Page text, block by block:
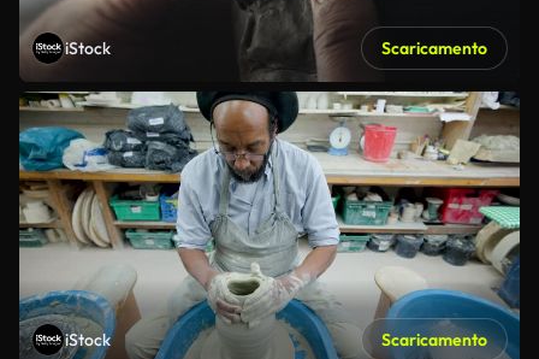
iStock Scaricamento
iStock Scaricamento